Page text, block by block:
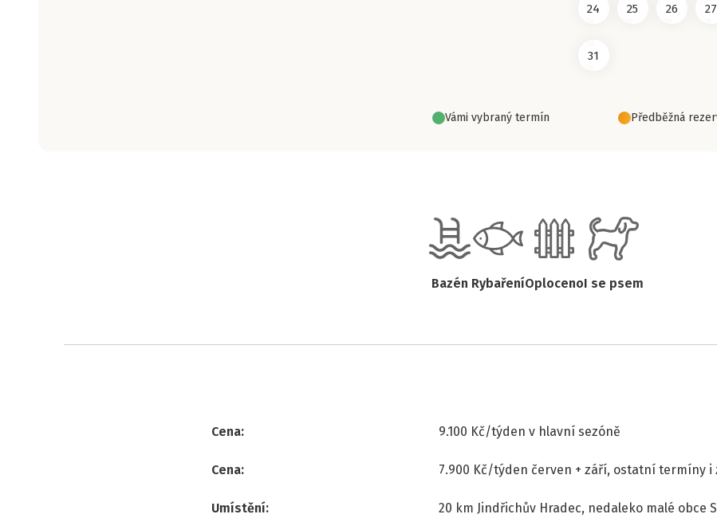
24 25 26 27
31
Vámi vybraný termín Předběžná
Bazén RybařeníOplocenoI se psem
Cena: 9.100 Kč/týden v hlavní sezóně
Cena: 7.900 Kč/týden červen + září, ostatní termíny i
Umístění: 20 km Jindřichův Hradec, nedaleko malé obce